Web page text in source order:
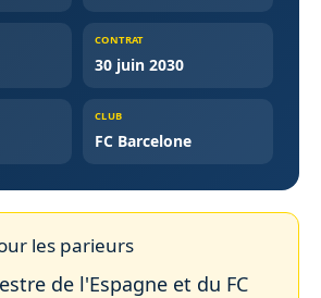
CONTRAT
30 juin 2030
CLUB
FC Barcelone
les parieurs
de l'Espagne et du FC